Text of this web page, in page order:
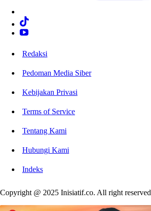
Redaksi
Pedoman Media Siber
Kebijakan Privasi
Terms of Service
Tentang Kami
Hubungi Kami
Indeks
Copyright @ 2025 Inisiatif.co. All right reserved